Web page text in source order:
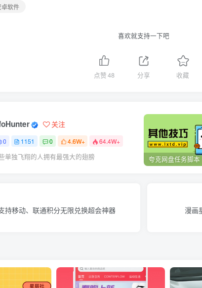
卓软件
喜欢就支持一下吧
点赞48 分享 收藏
关注
0 1151 0 4.6W+ 64.4W+
单独飞翔的人拥有最强大的翅膀 夸克网盘任务脚本
持移动、联通积分无限兑换超会神器
漫画